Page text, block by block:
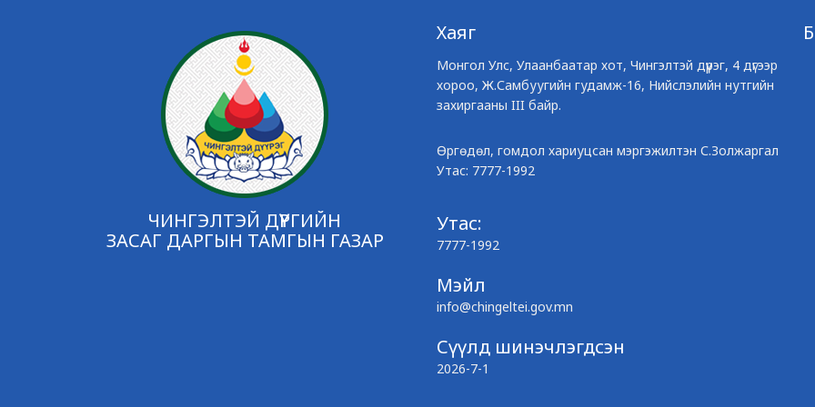
ЧИНГЭЛТЭЙ ДҮҮРГИЙН
ЗАСАГ ДАРГЫН ТАМГЫН ГАЗАР
Хаяг
Монгол Улс, Улаанбаатар хот, Чингэлтэй дүүрэг, 4 дүгээр
хороо, Ж.Самбуугийн гудамж-16, Нийслэлийн нутгийн
захиргааны III байр.
Өргөдөл, гомдол хариуцсан мэргэжилтэн С.Золжаргал
Утас: 7777-1992
Утас:
7777-1992
Мэйл
info@chingeltei.gov.mn
Сүүлд шинэчлэгдсэн
2026-7-1